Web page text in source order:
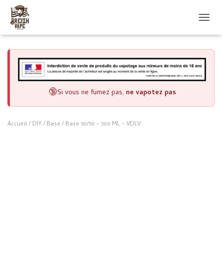
🔞Si vous ne fumez pas, ne vapotez pas
Accueil/ DIY/ Base / Base 50/50 – 500 ML – VDLV